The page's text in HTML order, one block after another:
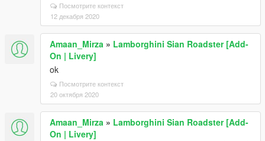
Посмотрите контекст
12 декабря 2020
Amaan_Mirza » Lamborghini Sian Roadster [Add-
On | Livery]
ok
Посмотрите контекст
20 октября 2020
Amaan_Mirza » Lamborghini Sian Roadster [Add-
On | Livery]